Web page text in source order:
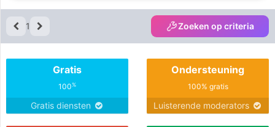
1 Zoeken op criteria
Gratis
100%
Gratis diensten
Ondersteuning
100% gratis
Luisterende moderators